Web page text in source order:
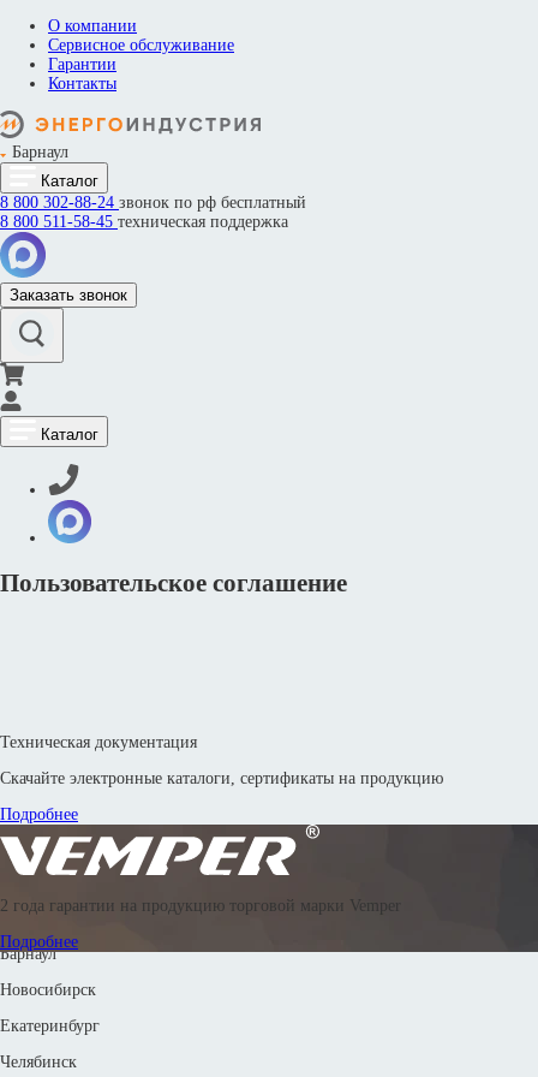
О компании
Сервисное обслуживание
Гарантии
Контакты
Барнаул
Каталог
8 800 302-88-24 звонок по рф бесплатный
8 800 511-58-45 техническая поддержка
Заказать звонок
Каталог
Пользовательское соглашение
Техническая документация
Скачайте электронные каталоги, сертификаты на продукцию
Подробнее
2 года гарантии на продукцию торговой марки Vemper
Подробнее
8 800 302 88 24
8 800 302 42 83 8 800 302 67 18
8 (351) 799-58-33
Барнаул
Новосибирск
Екатеринбург
Челябинск